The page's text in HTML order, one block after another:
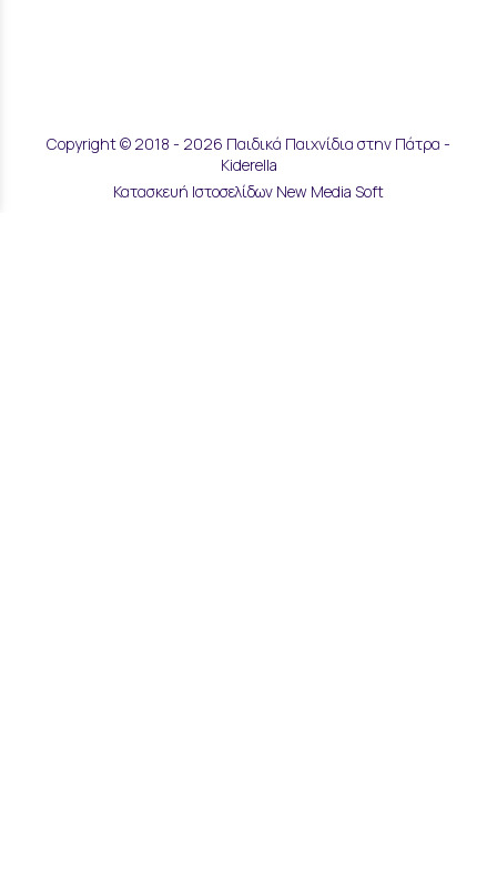
Copyright © 2018 - 2026 Παιδικά Παιχνίδια στην Πάτρα -
Kiderella
Κατασκευή Ιστοσελίδων New Media Soft